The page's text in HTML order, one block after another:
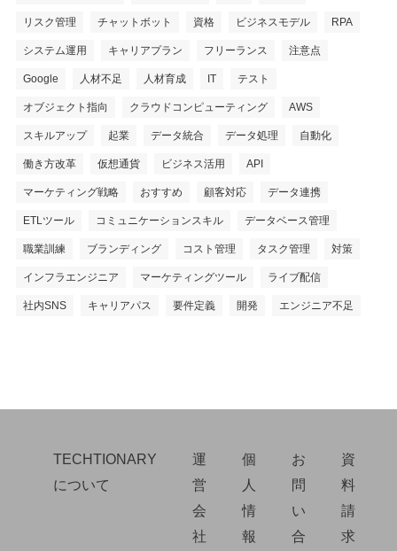
リスク管理 チャットボット 資格 ビジネスモデル RPA
システム運用 キャリアプラン フリーランス 注意点
Google 人材不足 人材育成 IT テスト
オブジェクト指向 クラウドコンピューティング AWS
スキルアップ 起業 データ統合 データ処理 自動化
働き方改革 仮想通貨 ビジネス活用 API
マーケティング戦略 おすすめ 顧客対応 データ連携
ETLツール コミュニケーションスキル データベース管理
職業訓練 ブランディング コスト管理 タスク管理 対策
インフラエンジニア マーケティングツール ライブ配信
社内SNS キャリアパス 要件定義 開発 エンジニア不足
TECHTIONARY
について
運
営
会
社
個
人
情
報
お
問
い
合
資
料
請
求